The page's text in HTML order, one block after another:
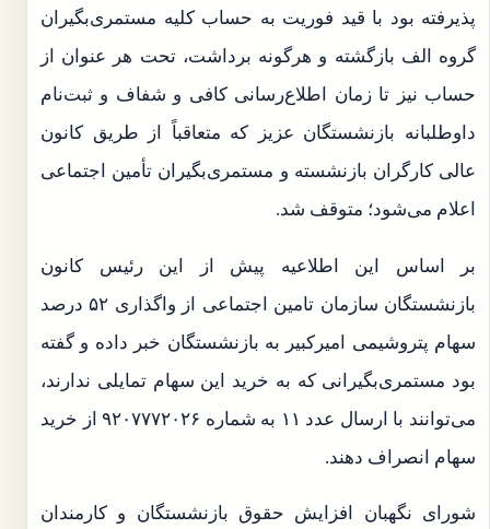
پذیرفته بود با قید فوریت به حساب کلیه مستمری‌بگیران
گروه الف بازگشته و هرگونه برداشت، تحت هر عنوان از
حساب نیز تا زمان اطلاع‌رسانی کافی و شفاف و ثبت‌نام
داوطلبانه بازنشستگان عزیز که متعاقباً از طریق کانون
عالی کارگران بازنشسته و مستمری‌بگیران تأمین اجتماعی
اعلام می‌شود؛ متوقف شد.
بر اساس این اطلاعیه پیش از این رئیس کانون
بازنشستگان سازمان تامین اجتماعی از واگذاری ۵۲ درصد
سهام پتروشیمی امیرکبیر به بازنشستگان خبر داده و گفته
بود مستمری‌بگیرانی که به خرید این سهام تمایلی ندارند،
می‌توانند با ارسال عدد ۱۱ به شماره ۹۲۰۷۷۷۲۰۲۶ از خرید
سهام انصراف دهند.
شورای نگهبان افزایش حقوق بازنشستگان و کارمندان